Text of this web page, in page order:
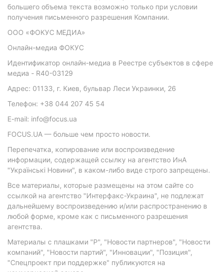
большего объема текста возможно только при условии
получения письменного разрешения Компании.
ООО «ФОКУС МЕДИА»
Онлайн-медиа ФОКУС
Идентификатор онлайн-медиа в Реестре субъектов в сфере
медиа - R40-03129
Адрес: 01133, г. Киев, бульвар Леси Украинки, 26
Телефон: +38 044 207 45 54
E-mail: info@focus.ua
FOCUS.UA — больше чем просто новости.
Перепечатка, копирование или воспроизведение
информации, содержащей ссылку на агентство ИнА
"Українські Новини", в каком-либо виде строго запрещены.
Все материалы, которые размещены на этом сайте со
ссылкой на агентство "Интерфакс-Украина", не подлежат
дальнейшему воспроизведению и/или распространению в
любой форме, кроме как с письменного разрешения
агентства.
Материалы с плашками "Р", "Новости партнеров", "Новости
компаний", "Новости партий", "Инновации", "Позиция",
"Спецпроект при поддержке" публикуются на